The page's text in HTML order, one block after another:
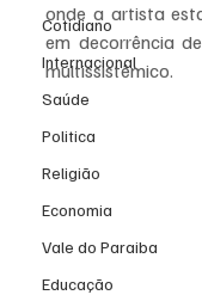
Cotidiano
Internacional
Saúde
Politica
Religião
Economia
Vale do Paraiba
Educação
onde a artista
em decorrência
multissistêmico.